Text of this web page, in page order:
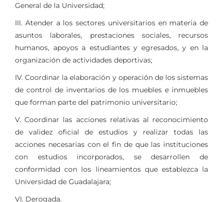
General de la Universidad;
III. Atender a los sectores universitarios en materia de
asuntos laborales, prestaciones sociales, recursos
humanos, apoyos a estudiantes y egresados, y en la
organización de actividades deportivas;
IV. Coordinar la elaboración y operación de los sistemas
de control de inventarios de los muebles e inmuebles
que forman parte del patrimonio universitario;
V. Coordinar las acciones relativas al reconocimiento
de validez oficial de estudios y realizar todas las
acciones necesarias con el fin de que las instituciones
con estudios incorporados, se desarrollen de
conformidad con los lineamientos que establezca la
Universidad de Guadalajara;
VI. Derogada.